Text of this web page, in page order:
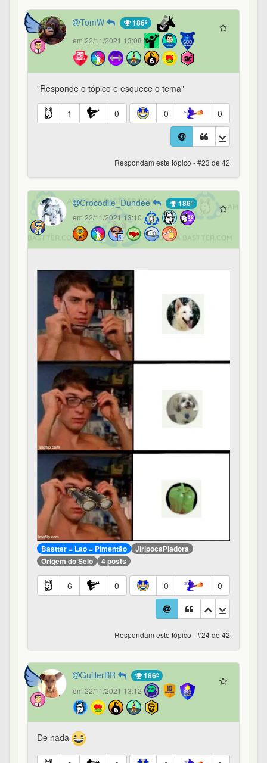
TomW 186º
em 22/11/2021 13:08
"Responde o tópico e esquece o tema"
1 0 0 0
Respondam este tópico - #23 de 42
Crocodile_Dundee 186º
em 22/11/2021 13:10
Bastter = Lao = Pimentão
JiripocaPiadora
Origem do Selo
4 posts
6 0 0 0
Respondam este tópico - #24 de 42
GuillerBR 186º
em 22/11/2021 13:12
De nada